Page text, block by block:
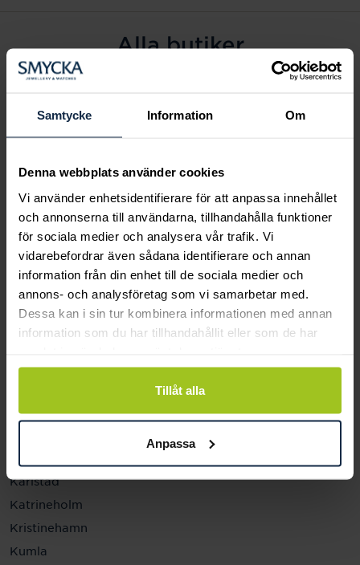
Samtycke Information Om
Denna webbplats använder cookies
Vi använder enhetsidentifierare för att anpassa innehållet
och annonserna till användarna, tillhandahålla funktioner
för sociala medier och analysera vår trafik. Vi
vidarebefordrar även sådana identifierare och annan
information från din enhet till de sociala medier och
annons- och analysföretag som vi samarbetar med.
Dessa kan i sin tur kombinera informationen med annan
information som du har tillhandahållit eller som de har
Tillåt alla
Anpassa
Alla butiker
Alingsås
Arvidsjaur
Eksjö
Fagersta
Farsta
Gävle
Halmstad
Halmstad Hallarna
Haninge
Helsingborg
Jönköping
Karlstad
Katrineholm
Kristinehamn
Kumla